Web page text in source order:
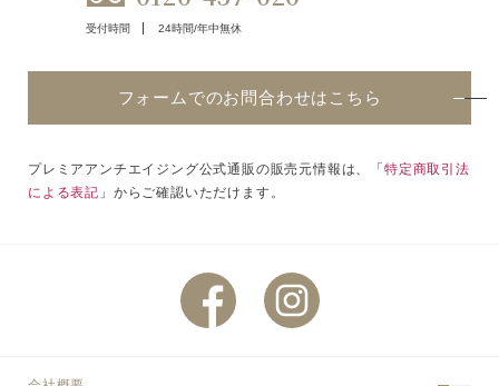
受付時間 24時間/年中無休
フォームでのお問合わせはこちら
プレミアアンチエイジング公式通販の販売元情報は、「特定商取引法
による表記 」からご確認いただけます。